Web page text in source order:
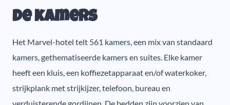
De kamers
Het Marvel-hotel telt 561 kamers, een mix van standaard
kamers, gethematiseerde kamers en suites. Elke kamer
heeft een kluis, een koffiezetapparaat en/of waterkoker,
strijkplank met strijkijzer, telefoon, bureau en
verduisterende gordijnen. De bedden zijn voorzien van